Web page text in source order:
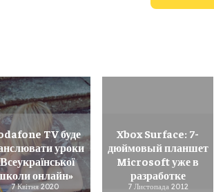
TV буде
уроки
онлайн»
7 Квітня 2020
Xbox Surface: 7-
дюймовый планшет
Microsoft уже в
разработке
7 Листопада 2012